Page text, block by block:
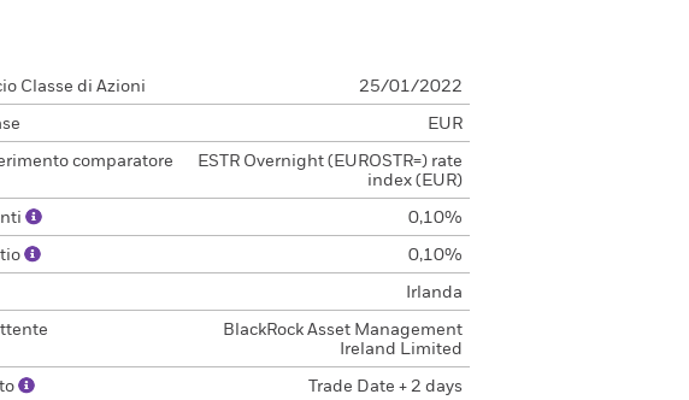
Classe di Azioni 25/01/2022
EUR
comparatore
ESTR Overnight (EUROSTR=) rate
index (EUR)
0,10%
0,10%
Irlanda
BlackRock Asset Management
Ireland Limited
Trade Date + 2 days